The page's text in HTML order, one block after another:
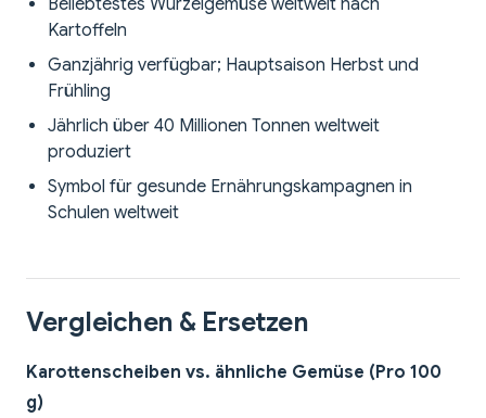
Beliebtestes Wurzelgemüse weltweit nach
Kartoffeln
Ganzjährig verfügbar; Hauptsaison Herbst und
Frühling
Jährlich über 40 Millionen Tonnen weltweit
produziert
Symbol für gesunde Ernährungskampagnen in
Schulen weltweit
Vergleichen & Ersetzen
Karottenscheiben vs. ähnliche Gemüse (Pro 100
g)